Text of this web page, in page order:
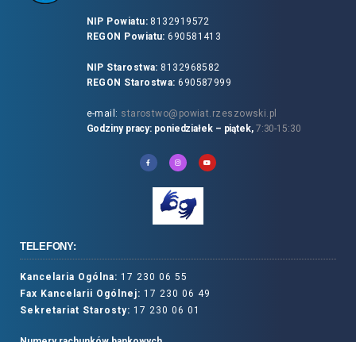
NIP Powiatu:8132919572
REGON Powiatu: 690581413
NIP Starostwa: 8132968582
REGON Starostwa: 690587999
e-mail: starostwo@powiat.rzeszowski.pl
Godziny pracy: poniedziałek – piątek, 7:30-15:30
TELEFONY:
Kancelaria Ogólna: 17 230 06 55
Fax Kancelarii Ogólnej: 17 230 06 49
Sekretariat Starosty: 17 230 06 01